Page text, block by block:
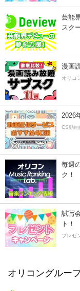
芸能
スク
漫画
オリコ
2026
CS動画
毎週
ク！
試写
ト！
プレゼ
オリコングルー